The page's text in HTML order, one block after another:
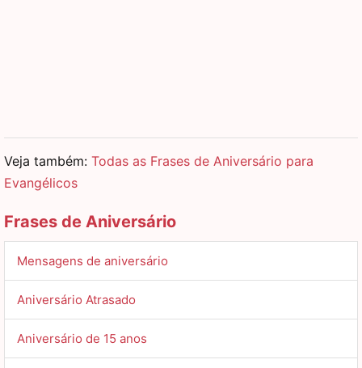
Veja também: Todas as Frases de Aniversário para
Evangélicos
Frases de Aniversário
Mensagens de aniversário
Aniversário Atrasado
Aniversário de 15 anos